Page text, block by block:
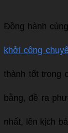
Đồng hành
khởi công
thành tốt trong
bằng, đề ra
nhất, lên kịch